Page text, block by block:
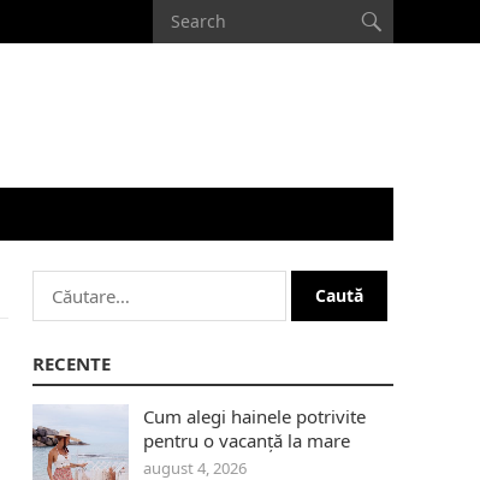
Caută
după:
RECENTE
Cum alegi hainele potrivite
pentru o vacanță la mare
august 4, 2026